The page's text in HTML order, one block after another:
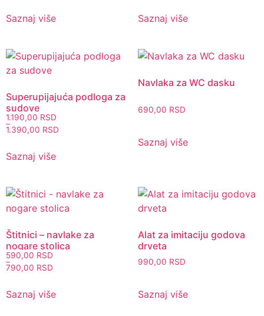
Saznaj više Saznaj više
Superupijajuća podloga za
sudove
1.190,00 RSD
–
1.390,00 RSD
Saznaj više
Navlaka za WC dasku
690,00 RSD
Saznaj više
Štitnici – navlake za
nogare stolica
590,00 RSD
–
790,00 RSD
Saznaj više
Alat za imitaciju godova
drveta
990,00 RSD
Saznaj više